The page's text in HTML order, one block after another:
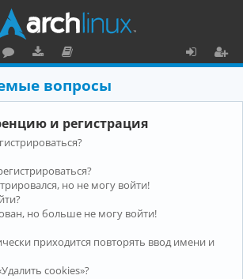
ру
м
ру
зк
и
ку
м
е
н
та
ц
и
я
о
и
вопросы
и регистрация
но не могу войти!
но больше не могу войти!
приходится повторять ввод имени и
cookies»?